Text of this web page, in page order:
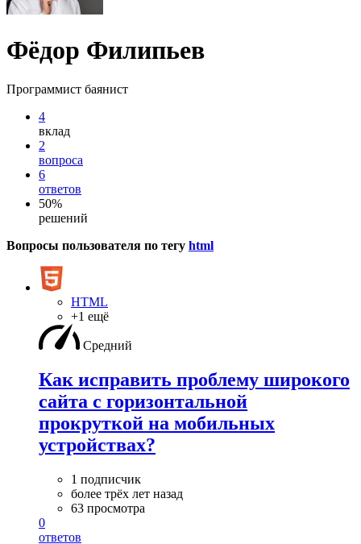
Фёдор Филипьев
Программист баянист
4
вклад
2
вопроса
6
ответов
50%
решений
Вопросы пользователя по тегу html
HTML
+1 ещё
Средний
Как исправить проблему широкого
сайта с горизонтальной
прокруткой на мобильных
устройствах?
1 подписчик
более трёх лет назад
63 просмотра
0
ответов